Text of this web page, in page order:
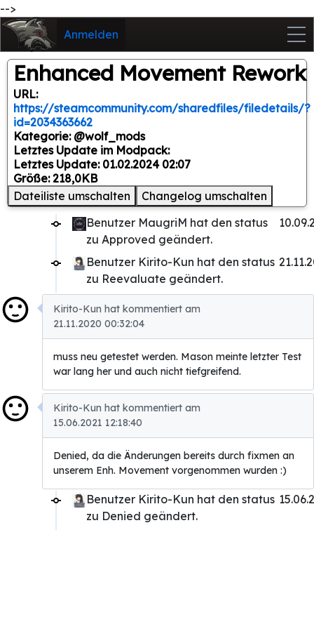
-->
Anmelden
Enhanced Movement Rework
URL:
https://steamcommunity.com/sharedfiles/filedetails/?
id=2034363662
Kategorie: @wolf_mods
Letztes Update im Modpack:
Letztes Update: 01.02.2024 02:07
Größe: 218,0KB
Dateiliste umschalten
Changelog umschalten
Benutzer MaugriM hat den status
zu Approved geändert.
Benutzer Kirito-Kun hat den status
zu Reevaluate geändert.
Kirito-Kun hat kommentiert am
21.11.2020 00:32:04
muss neu getestet werden. Mason meinte letzter Test
war lang her und auch nicht tiefgreifend.
Kirito-Kun hat kommentiert am
15.06.2021 12:18:40
Denied, da die Änderungen bereits durch fixmen an
unserem Enh. Movement vorgenommen wurden :)
Benutzer Kirito-Kun hat den status
zu Denied geändert.